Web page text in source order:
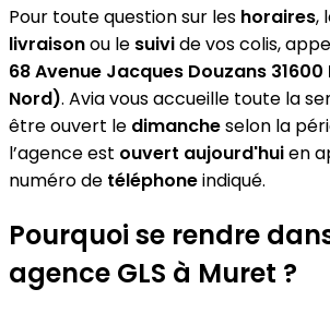
Pour toute question sur les horaires,
livraisonou le suivide vos colis,
68 Avenue Jacques Douzans
Nord). Avia vous accueille toute la
être ouvert le dimancheselon la
l’agence est ouvert aujourd'huien
numéro de téléphoneindiqué.
Pourquoi se rendre
agence GLS à Muret ?